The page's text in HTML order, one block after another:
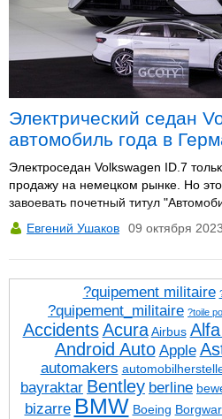
Электрический седан
автомобиль года в
Электроседан Volkswagen ID.7
продажу на немецком рынке. Но
завоевать почетный титул
Евгений Ушаков
09 октября
?quipement militaire
?quipement_militaire ?toile
Accidents Acura Airbus
Android Auto Apple
automakers
bayraktar Bentley berline
bizarre BMW Boeing